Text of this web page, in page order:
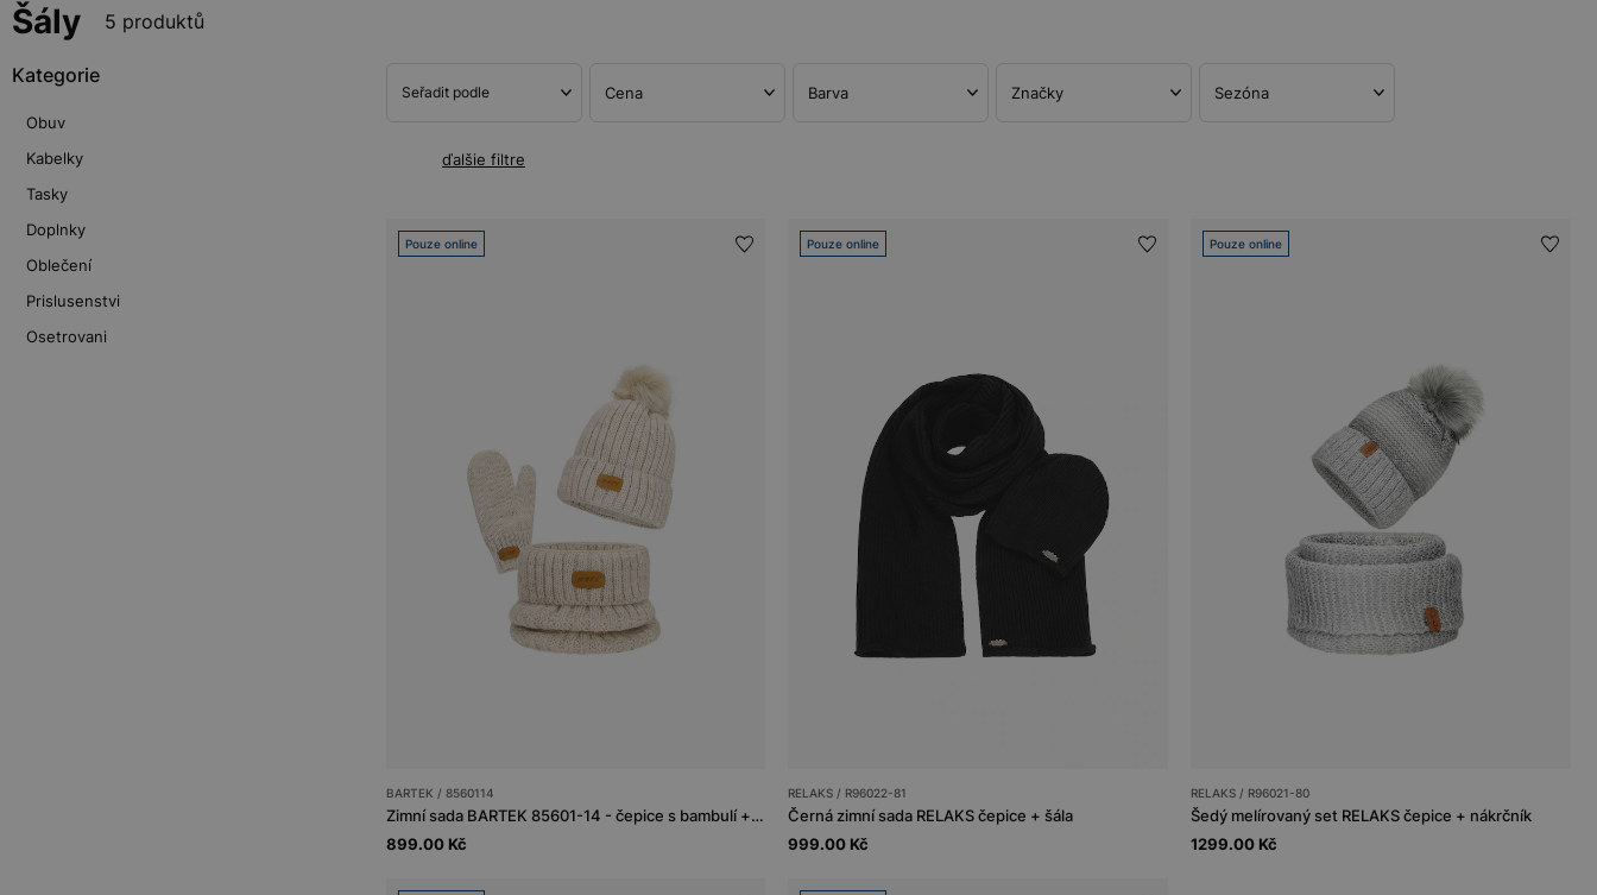
Šály 5 produktů
Kategorie
Obuv
Kabelky
Tasky
Doplnky
Oblečení
Prislusenstvi
Osetrovani
Seřadit podle Cena Barva Značky Sezóna
ďalšie filtre
Pouze online
BARTEK / 8560114
Zimní sada BARTEK 85601-14 - čepice s bambulí + nákrčník + rukavice
899.00 Kč
Pouze online
RELAKS / R96022-81
Černá zimní sada RELAKS čepice + šála
999.00 Kč
Pouze online
RELAKS / R96021-80
Šedý melírovaný set RELAKS čepice + nákrčník
1299.00 Kč